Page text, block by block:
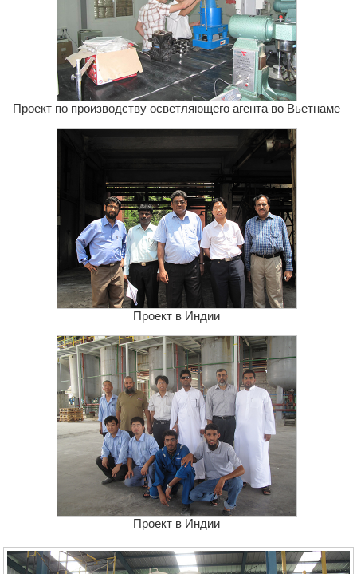
Проект по производству осветляющего агента во Вьетнаме
Проект в Индии
Проект в Индии